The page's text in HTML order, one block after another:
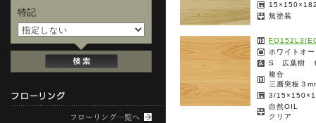
無塗装
ホワイトオ
S 広葉樹
複合
三層突板３
3/
自然OIL
クリア
特記